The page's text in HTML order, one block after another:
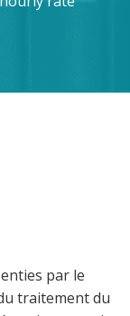
par le
traitement du